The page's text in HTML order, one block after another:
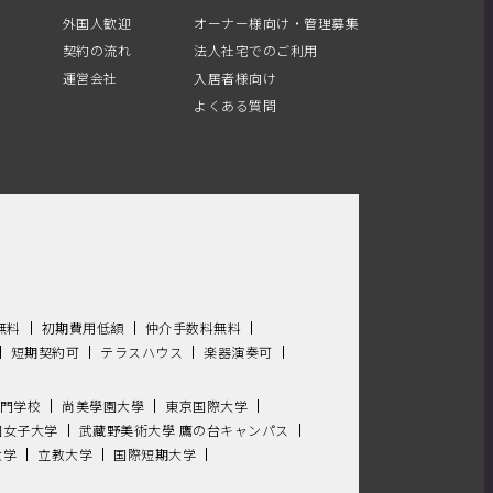
外国人歓迎
契約の流れ
運営会社
オーナー様向け・管理募集
法人社宅でのご利用
入居者様向け
よくある質問
料 初期費用低額
仲介手数料無料
短期契約可
テラスハウス 楽器演奏可
学校 尚美學園大學
東京国際大学
子大学
武藏野美術大學 鷹の台キャンパス
立教大学 国際短期大学